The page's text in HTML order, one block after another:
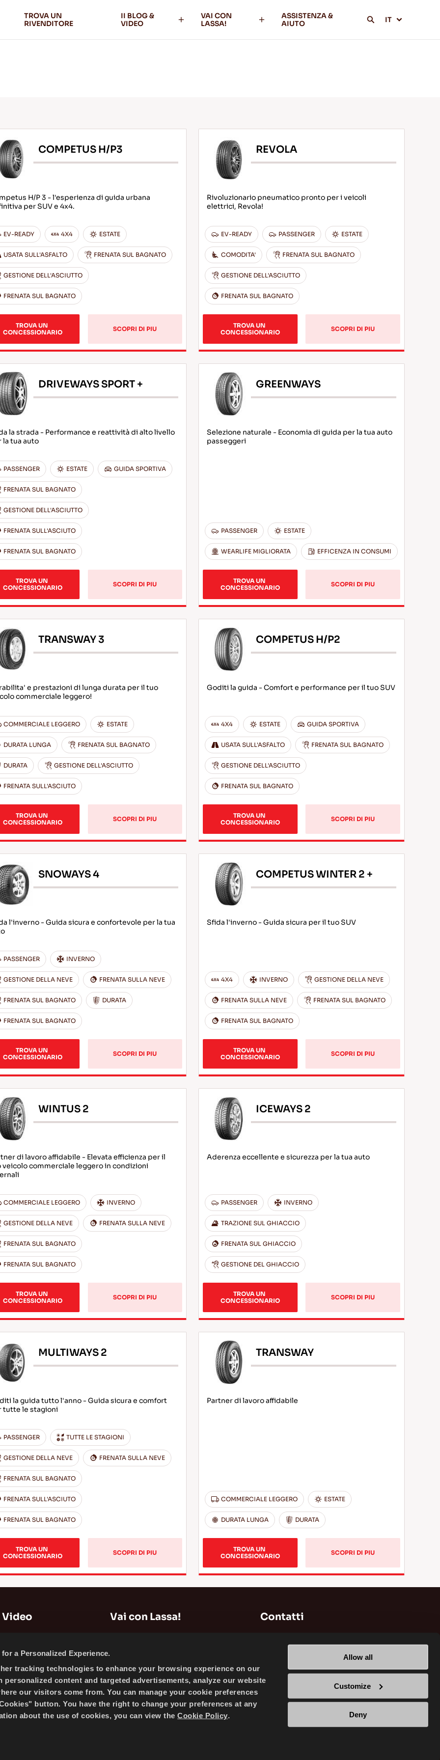
a Personalized Experience.
tracking technologies to enhance your browsing experience on our
personalized content and targeted advertisements, analyze our website
our visitors come from. You can manage your cookie preferences
button. You have the right to change your preferences at any
about the use of cookies, you can view theCookie Policy.
Allow all
Customize
Deny
TROVA UN
RIVENDITORE
II BLOG &
VIDEO
VAI CON
LASSA!
ASSISTENZA &
AIUTO
IT
COMPETUS H/P3
H/P 3 - l'esperienza di guida urbana
per SUV e 4x4.
EV-READY 4X4 ESTATE
USATA SULL'ASFALTO FRENATA SUL BAGNATO
GESTIONE DELL'ASCIUTTO
FRENATA SUL BAGNATO
TROVA UN
CONCESSIONARIO
SCOPRI DI PIU
REVOLA
Rivoluzionario pneumatico pronto per i veicoli
elettrici, Revola!
EV-READY PASSENGER ESTATE
COMODITA' FRENATA SUL BAGNATO
GESTIONE DELL'ASCIUTTO
FRENATA SUL BAGNATO
TROVA UN
CONCESSIONARIO
SCOPRI DI PIU
DRIVEWAYS SPORT +
la strada - Performance e reattività di alto livello
la tua auto
PASSENGER ESTATE GUIDA SPORTIVA
FRENATA SUL BAGNATO
GESTIONE DELL'ASCIUTTO
FRENATA SULL'ASCIUTO
FRENATA SUL BAGNATO
TROVA UN
CONCESSIONARIO
SCOPRI DI PIU
GREENWAYS
Selezione naturale - Economia di guida per la tua auto
passeggeri
PASSENGER ESTATE
WEARLIFE MIGLIORATA EFFICENZA IN CONSUMI
TROVA UN
CONCESSIONARIO
SCOPRI DI PIU
TRANSWAY 3
e prestazioni di lunga durata per il tuo
commerciale leggero!
COMMERCIALE LEGGERO ESTATE
DURATA LUNGA FRENATA SUL BAGNATO
DURATA GESTIONE DELL'ASCIUTTO
FRENATA SULL'ASCIUTO
TROVA UN
CONCESSIONARIO
SCOPRI DI PIU
COMPETUS H/P2
Goditi la guida - Comfort e performance per il tuo SUV
4X4 ESTATE GUIDA SPORTIVA
USATA SULL'ASFALTO FRENATA SUL BAGNATO
GESTIONE DELL'ASCIUTTO
FRENATA SUL BAGNATO
TROVA UN
CONCESSIONARIO
SCOPRI DI PIU
SNOWAYS 4
l'inverno - Guida sicura e confortevole per la tua
PASSENGER INVERNO
GESTIONE DELLA NEVE FRENATA SULLA NEVE
FRENATA SUL BAGNATO DURATA
FRENATA SUL BAGNATO
TROVA UN
CONCESSIONARIO
SCOPRI DI PIU
COMPETUS WINTER 2 +
Sfida l'inverno - Guida sicura per il tuo SUV
4X4 INVERNO GESTIONE DELLA NEVE
FRENATA SULLA NEVE FRENATA SUL BAGNATO
FRENATA SUL BAGNATO
TROVA UN
CONCESSIONARIO
SCOPRI DI PIU
WINTUS 2
di lavoro affidabile - Elevata efficienza per il
veicolo commerciale leggero in condizioni
COMMERCIALE LEGGERO INVERNO
GESTIONE DELLA NEVE FRENATA SULLA NEVE
FRENATA SUL BAGNATO
FRENATA SUL BAGNATO
TROVA UN
CONCESSIONARIO
SCOPRI DI PIU
ICEWAYS 2
Aderenza eccellente e sicurezza per la tua auto
PASSENGER INVERNO
TRAZIONE SUL GHIACCIO
FRENATA SUL GHIACCIO
GESTIONE DEL GHIACCIO
TROVA UN
CONCESSIONARIO
SCOPRI DI PIU
MULTIWAYS 2
la guida tutto l'anno - Guida sicura e comfort
tutte le stagioni
PASSENGER TUTTE LE STAGIONI
GESTIONE DELLA NEVE FRENATA SULLA NEVE
FRENATA SUL BAGNATO
FRENATA SULL'ASCIUTO
FRENATA SUL BAGNATO
TROVA UN
CONCESSIONARIO
SCOPRI DI PIU
TRANSWAY
Partner di lavoro affidabile
COMMERCIALE LEGGERO ESTATE
DURATA LUNGA DURATA
TROVA UN
CONCESSIONARIO
SCOPRI DI PIU
Video Vai con Lassa!
News
EInfırmativa Sui Cookie
Contatti